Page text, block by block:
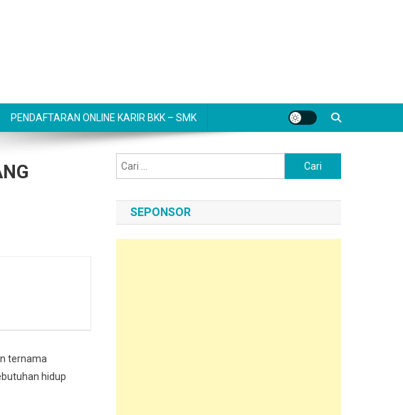
PENDAFTARAN ONLINE KARIR BKK – SMK
ternama
hidup
untuk:
SEPONSOR